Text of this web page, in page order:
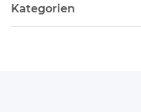
Kategorien